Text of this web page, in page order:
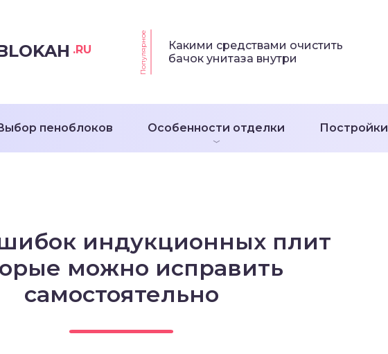
.RU Популярное
Какими средствами очистить
бачок унитаза внутри
пеноблоков Особенности отделки Постройки
индукционных плит
можно исправить
самостоятельно